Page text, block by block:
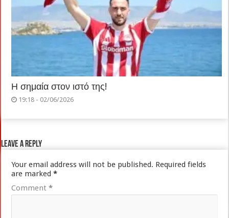
Η σημαία στον ιστό της!
19:18 - 02/06/2026
Leave a Reply
Your email address will not be published. Required fields
are marked*
Comment*